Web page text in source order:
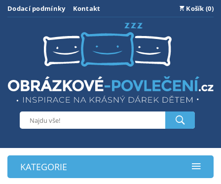
Dodací podmínky Kontakt Košík (0)
KATEGORIE